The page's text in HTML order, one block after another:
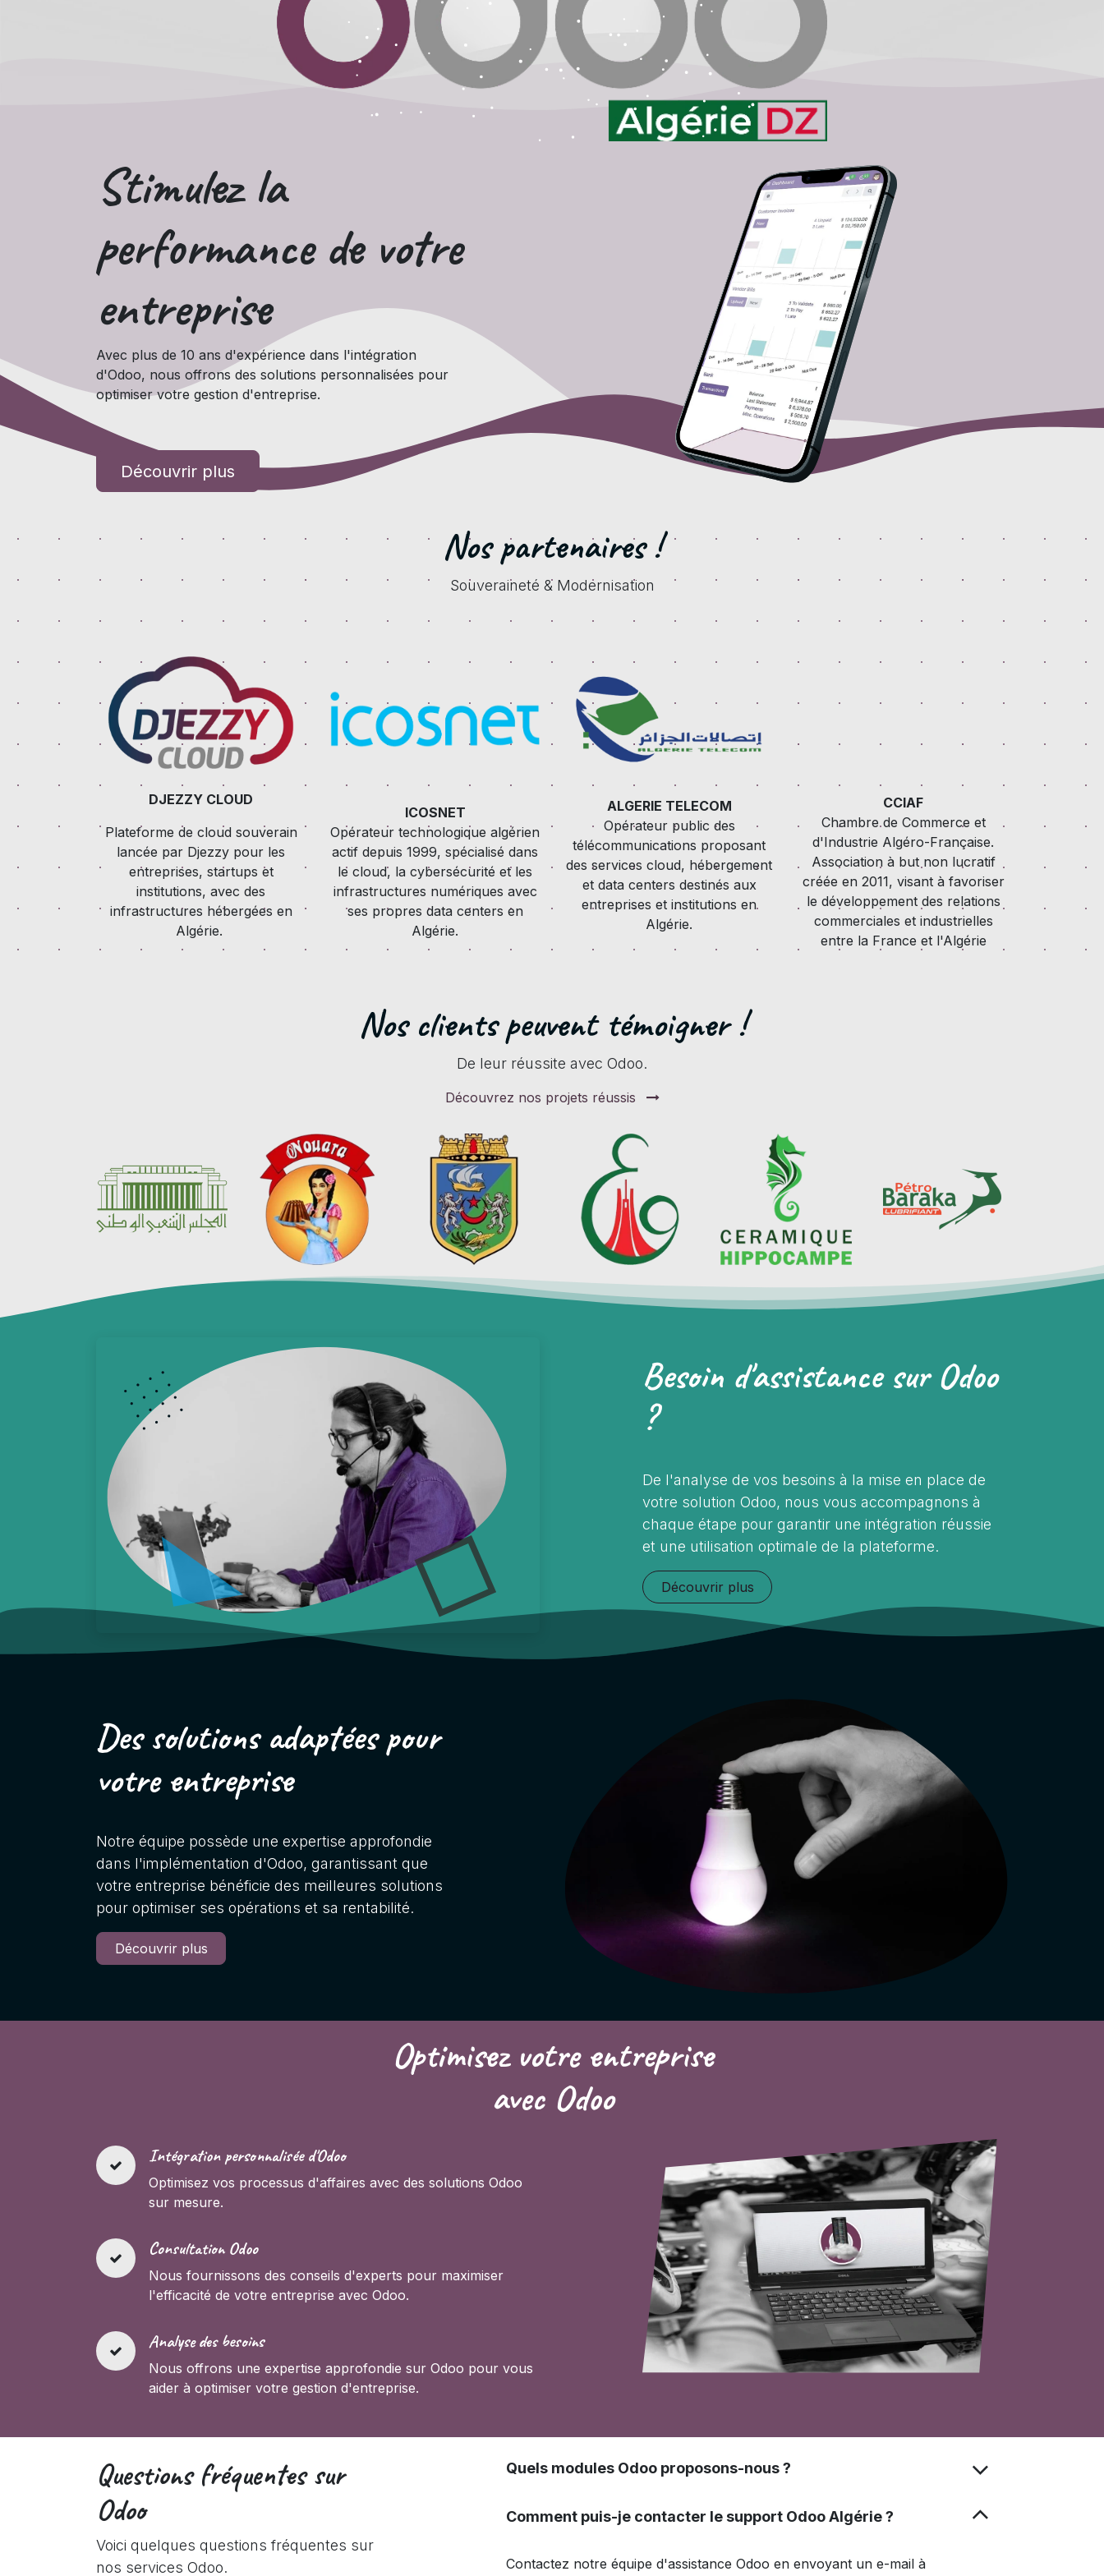
Stimulez la
performancede votre
entreprise
Avec plus de 10 ans d'expérience dans l'intégration
d'Odoo, nous offrons des solutions personnalisées pour
optimiser votre gestion d'entreprise.
Découvrir plus
Nos partenaires !
Souveraineté & Modernisation
DJEZZY CLOUD
Plateforme de cloud souverain
lancée par Djezzy pour les
entreprises, startups et
institutions, avec des
infrastructures hébergées en
Algérie.
ICOSNET
Opérateur technologique algérien
actif depuis 1999, spécialisé dans
le cloud, la cybersécurité et les
infrastructures numériques avec
ses propres data centers en
Algérie.
ALGERIE TELECOM
Opérateur public des
télécommunications proposant
des services cloud, hébergement
et data centers destinés aux
entreprises et institutions en
Algérie.
CCIAF
Chambre de Commerce et
d'Industrie Algéro-Française.
Association à but non lucratif
créée en 2011, visant à favoriser
le développement des relations
commerciales et industrielles
entre la France et l'Algérie
Nos clients peuvent témoigner !
De leur réussite avec Odoo.
Découvrez nos projets réussis
Besoin d'assistance sur Odoo
?
De l'analyse de vos besoins à la mise en place de
votre solution Odoo, nous vous accompagnons à
chaque étape pour garantir une intégration réussie
et une utilisation optimale de la plateforme.
Découvrir plus
Des solutions adaptées pour
votre entreprise
Notre équipe possède une expertise approfondie
dans l'implémentation d'Odoo, garantissant que
votre entreprise bénéficie des meilleures solutions
pour optimiser ses opérations et sa rentabilité.
Découvrir plus
Optimisezvotre entreprise
avec Odoo
Intégration personnalisée d'Odoo
Optimisez vos processus d'affaires avec des solutions Odoo
sur mesure.
Consultation Odoo
Nous fournissons des conseils d'experts pour maximiser
l'efficacité de votre entreprise avec Odoo.
Analyse des besoins
Nous offrons une expertise approfondie sur Odoo pour vous
aider à optimiser votre gestion d'entreprise.
Questions fréquentes sur
Odoo
Voici quelques questions fréquentes sur
nos services Odoo.
Quels modules Odoo proposons-nous ?
Comment puis-je contacter le support Odoo Algérie ?
Contactez notre équipe d'assistance Odoo en envoyant un e-mail à